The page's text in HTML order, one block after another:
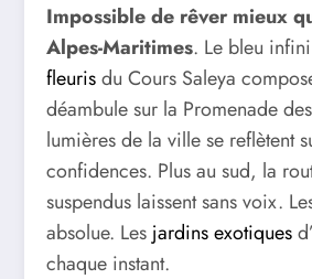
Impossible de rêver mieux
Alpes-Maritimes. Le bleu
fleurisdu Cours Saleya
déambule sur la Promenade
lumières de la ville se reflètent
confidences. Plus au sud, la
suspendus laissent sans voix.
absolue. Les jardins exotiques
chaque instant.